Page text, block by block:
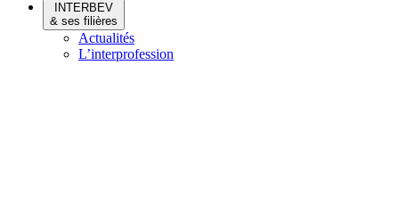
INTERBEV
& ses filières
Actualités
L’interprofession